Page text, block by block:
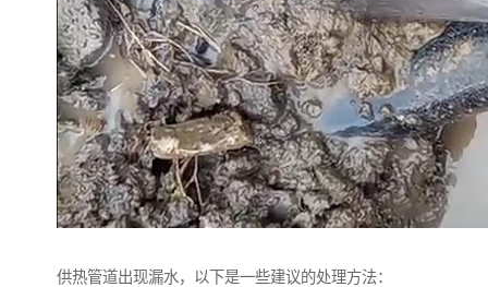
供热管道出现漏水，以下是一些建议的处理方法：